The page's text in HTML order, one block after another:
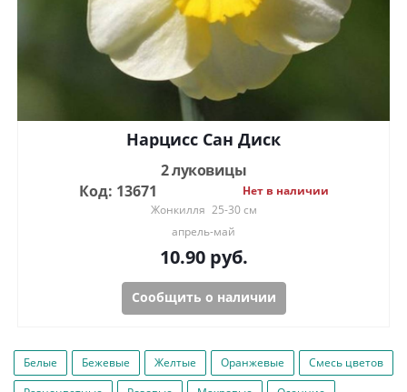
Нарцисс Сан Диск
2 луковицы
Код: 13671
Нет в наличии
Жонкилля 25-30 см
апрель-май
10.90руб.
Сообщить о наличии
Белые Бежевые Желтые Оранжевые
Смесь цветов